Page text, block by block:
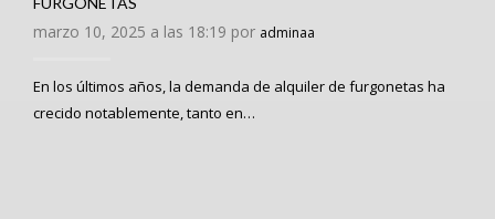
marzo 10, 2025 a las 18:19 por adminaa
En los últimos años, la demanda de alquiler de furgonetas ha
crecido notablemente, tanto en…